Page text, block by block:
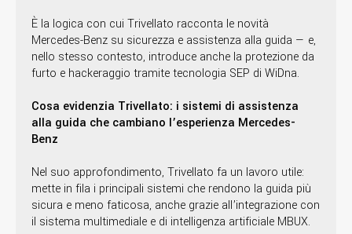
È la logica con cui Trivellato racconta le novità
Mercedes-Benz su sicurezza e assistenza alla guida — e,
nello stesso contesto, introduce anche la protezione da
furto e hackeraggio tramite tecnologia SEP di WiDna.
Cosa evidenzia Trivellato: i sistemi di assistenza
alla guida che cambiano l’esperienza Mercedes-
Benz
Nel suo approfondimento, Trivellato fa un lavoro utile:
mette in fila i principali sistemi che rendono la guida più
sicura e meno faticosa, anche grazie all’integrazione con
il sistema multimediale e di intelligenza artificiale MBUX.